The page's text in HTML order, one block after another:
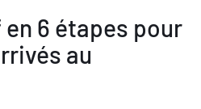
6 étapes pour
au